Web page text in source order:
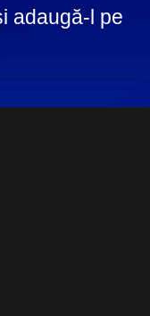
adaugă-l pe